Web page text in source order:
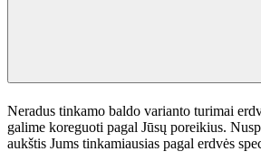
Neradus tinkamo baldo varianto turimai
galime koreguoti pagal Jūsų poreikius.
aukštis Jums tinkamiausias pagal erdvės